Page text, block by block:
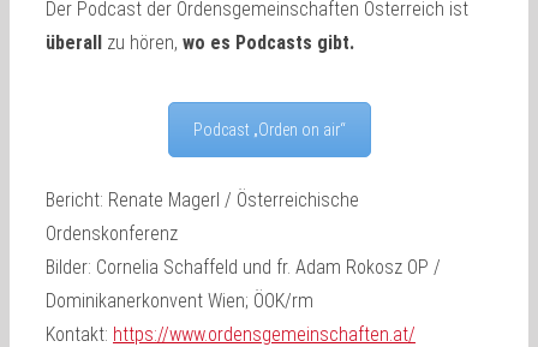
Der Podcast der Ordensgemeinschaften Österreich ist
überall zu hören, wo es Podcasts gibt.
Podcast „Orden on air“
Bericht: Renate Magerl / Österreichische
Ordenskonferenz
Bilder: Cornelia Schaffeld und fr. Adam Rokosz OP /
Dominikanerkonvent Wien; ÖOK/rm
Kontakt: https://www.ordensgemeinschaften.at/